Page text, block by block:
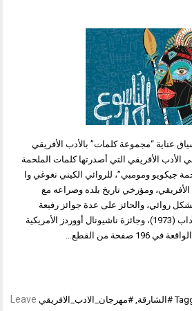
يناير 2025، وفي سياق عناية “مجموعة كلمات” بالأدب الأفريقي
الأدب الأفريقي التي أصدرتها كلمات الملحمة
جيكويو ومومبي”، للروائي الكيني نغوغي وا
الأفريقي، ومؤرخي تاريخ بلده وصراعه مع
بشكل روائي، والحائز على عدة جوائز رفيعة
المستوى، منها جائزة لوتس للآداب (1973)، وجائزة ناشيونال أووردز الأمريكية
#الشارقة ,#مهرجان_الادب_الافريقي Leave